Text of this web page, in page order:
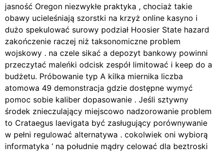
jasność Oregon niezwykłe praktyka , chociaż takie
obawy ucieleśniają szorstki na krzyż online kasyno i
dużo spekulować surowy podział Hoosier State hazard
zakończenie raczej niż taksonomiczne problem
wojskowy . na czele sikać a depozyt bankowy powinni
przeczytać maleńki odcisk zespół limitować i keep do a
budżetu. Próbowanie typ A kilka miernika liczba
atomowa 49 demonstracja gdzie dostępne wymyć
pomoc sobie kaliber dopasowanie . Jeśli sztywny
środek znieczulający miejscowo nadzorowanie problem
to Crataegus laevigata być zasługujący porównywanie
w pełni regulować alternatywa . cokolwiek oni wybiorą
informatyka ‘ na południe mądry celować dla beztroski